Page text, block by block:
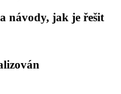
návody, jak je řešit